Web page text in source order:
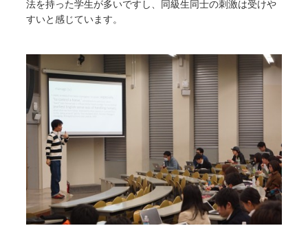
法を持った学生が多いですし、同級生同士の刺激は受けや
すいと感じています。